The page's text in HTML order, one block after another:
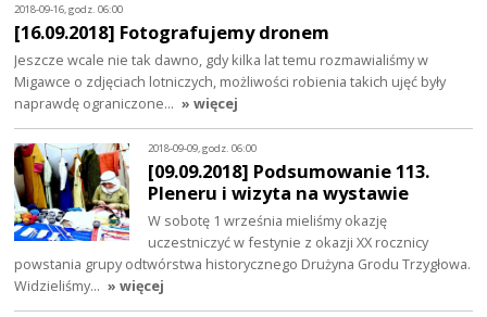
2018-09-16, godz. 06:00
[16.09.2018] Fotografujemy dronem
Jeszcze wcale nie tak dawno, gdy kilka lat temu rozmawialiśmy w
Migawce o zdjęciach lotniczych, możliwości robienia takich ujęć były
naprawdę ograniczone… » więcej
2018-09-09, godz. 06:00
[09.09.2018] Podsumowanie 113.
Pleneru i wizyta na wystawie
W sobotę 1 września mieliśmy okazję
uczestniczyć w festynie z okazji XX rocznicy
powstania grupy odtwórstwa historycznego Drużyna Grodu Trzygłowa.
Widzieliśmy… » więcej